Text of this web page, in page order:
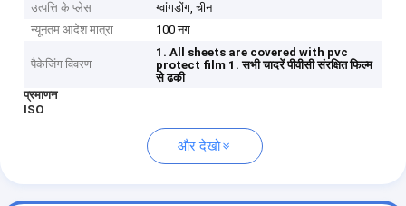
उत्पत्ति के प्लेस
ग्वांगडोंग, चीन
न्यूनतम आदेश मात्रा
100 नग
पैकेजिंग विवरण
1. All sheets are covered with pvc
protect film 1. सभी चादरें पीवीसी संरक्षित फिल्म
से ढकी
प्रमाणन
ISO
और देखो